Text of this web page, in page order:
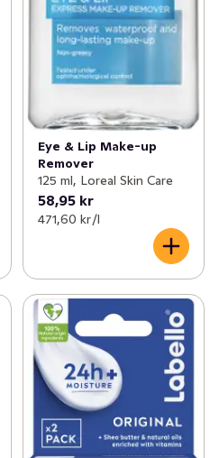
Eye & Lip Make-up
Remover
125 ml, Loreal Skin Care
58,95 kr
471,60 kr /l